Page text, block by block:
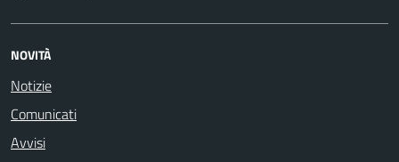
NOVITÀ
Notizie
Comunicati
Avvisi